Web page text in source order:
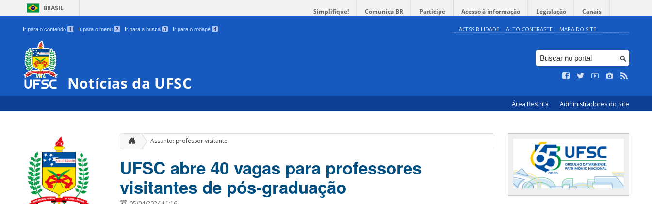
BRASIL Simplifique! Comunica BR Participe Acesso à informação Legislação Canais
Ir para o conteúdo 1 Ir para o menu 2 Ir para a busca 3 Ir para o rodapé 4 ACESSIBILIDADE ALTO CONTRASTE MAPA DO SITE
Notícias da UFSC
Área Restrita Administradores do Site
Assunto: professor visitante
UFSC abre 40 vagas para professores
visitantes de pós-graduação